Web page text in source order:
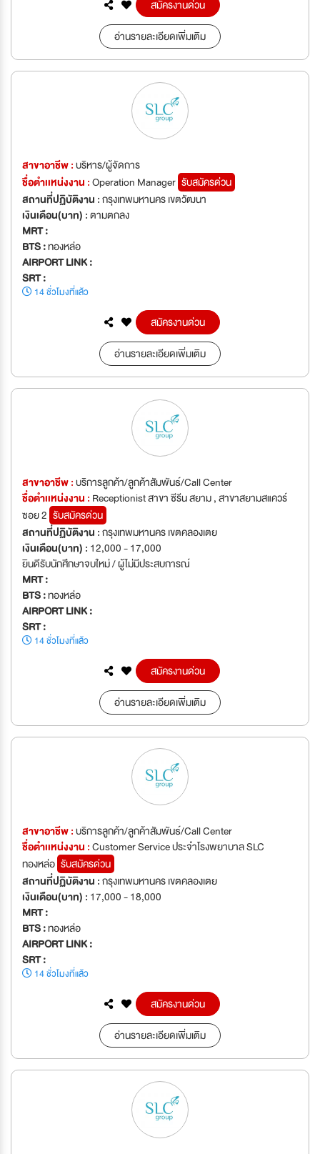
สมัครงานด่วน
อ่านรายละเอียดเพิ่มเติม
สาขาอาชีพ :บริหาร/ผู้จัดการ
ชื่อตำเเหน่งงาน :Operation Manager รับสมัครด่วน
สถานที่ปฏิบัติงาน :กรุงเทพมหานคร เขตวัฒนา
เงินเดือน(บาท) :ตามตกลง
MRT :
BTS :ทองหล่อ
AIRPORT LINK :
SRT :
14 ชั่วโมงที่แล้ว
สมัครงานด่วน
อ่านรายละเอียดเพิ่มเติม
สาขาอาชีพ :บริการลูกค้า/ลูกค้าสัมพันธ์/Call Center
ชื่อตำเเหน่งงาน : Receptionist สาขา ซีรีน สยาม , สาขาสยามสแควร์
ซอย 2 รับสมัครด่วน
สถานที่ปฏิบัติงาน :กรุงเทพมหานคร เขตคลองเตย
เงินเดือน(บาท) : 12,000 - 17,000
ยินดีรับนักศึกษาจบใหม่ / ผู้ไม่มีประสบการณ์
MRT :
BTS :ทองหล่อ
AIRPORT LINK :
SRT :
14 ชั่วโมงที่แล้ว
สมัครงานด่วน
อ่านรายละเอียดเพิ่มเติม
สาขาอาชีพ :บริการลูกค้า/ลูกค้าสัมพันธ์/Call Center
ชื่อตำเเหน่งงาน :Customer Service ประจำโรงพยาบาล SLC
ทองหล่อ รับสมัครด่วน
สถานที่ปฏิบัติงาน :กรุงเทพมหานคร เขตคลองเตย
เงินเดือน(บาท) : 17,000 - 18,000
MRT :
BTS :ทองหล่อ
AIRPORT LINK :
SRT :
14 ชั่วโมงที่แล้ว
สมัครงานด่วน
อ่านรายละเอียดเพิ่มเติม